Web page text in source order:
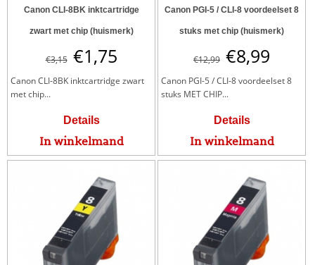
Canon CLI-8BK inktcartridge
zwart met chip (huismerk)
€3,15 €1,75
Canon CLI-8BK inktcartridge zwart
met chip...
Details
In winkelmand
Canon PGI-5 / CLI-8 voordeelset 8
stuks met chip (huismerk)
€12,99 €8,99
Canon PGI-5 / CLI-8 voordeelset 8
stuks MET CHIP...
Details
In winkelmand